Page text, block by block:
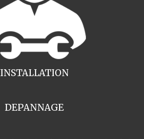
INSTALLATION
DEPANNAGE